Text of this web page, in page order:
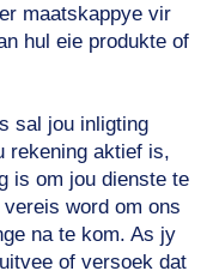
maatskappye vir
hul eie produkte of
sal jou inligting
rekening aktief is,
is om jou dienste te
word om ons
na te kom. As jy
of versoek dat